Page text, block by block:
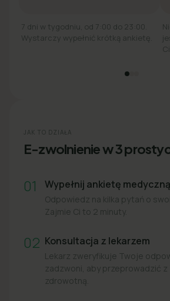
7 dni w tygodniu, od 7:00 do 23:00.
Wystarczy wypełnić krótką ankietę.
JAK TO DZIAŁA
E-zwolnienie w 3
01 Wypełnij ankietę medyczną
Odpowiedz na kilka pytań o
Zajmie Ci to 2 minuty.
02 Konsultacja z lekarzem
Lekarz zweryfikuje Twoje
zadzwoni, aby przeprowadzić
zdrowotną.